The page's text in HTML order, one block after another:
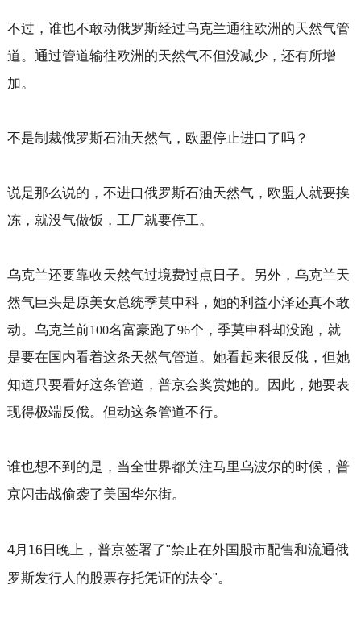
不过，谁也不敢动俄罗斯经过乌克兰通往欧洲的天然气管
道。通过管道输往欧洲的天然气不但没减少，还有所增
加。
不是制裁俄罗斯石油天然气，欧盟停止进口了吗？
说是那么说的，不进口俄罗斯石油天然气，欧盟人就要挨
冻，就没气做饭，工厂就要停工。
乌克兰还要靠收天然气过境费过点日子。另外，乌克兰天
然气巨头是原美女总统季莫申科，她的利益小泽还真不敢
动。乌克兰前100名富豪跑了96个，季莫申科却没跑，就
是要在国内看着这条天然气管道。她看起来很反俄，但她
知道只要看好这条管道，普京会奖赏她的。因此，她要表
现得极端反俄。但动这条管道不行。
谁也想不到的是，当全世界都关注马里乌波尔的时候，普
京闪击战偷袭了美国华尔街。
4月 16日晚上，普京签署了"禁止在外国股市配售和流通俄
罗斯发行人的股票存托凭证的法令"。